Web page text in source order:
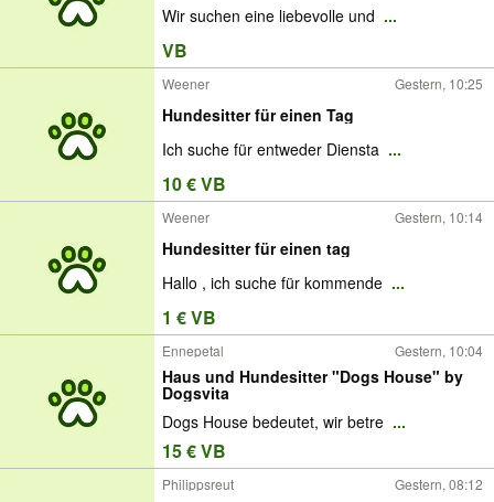
Wir suchen eine liebevolle und ...
VB
Weener Gestern, 10:25
Hundesitter für einen Tag
Ich suche für entweder Diensta ...
10 € VB
Weener Gestern, 10:14
Hundesitter für einen tag
Hallo , ich suche für kommende ...
1 € VB
Ennepetal Gestern, 10:04
Haus und Hundesitter "Dogs House" by
Dogsvita
Dogs House bedeutet, wir betre ...
15 € VB
Philippsreut Gestern, 08:12